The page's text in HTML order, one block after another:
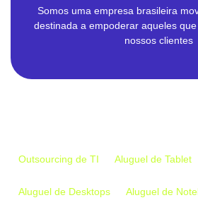
Somos uma empresa brasileira
destinada a empoderar aqueles
nossos clientes
Outsourcing de TI Aluguel de Tablet
Aluguel de Desktops Aluguel de